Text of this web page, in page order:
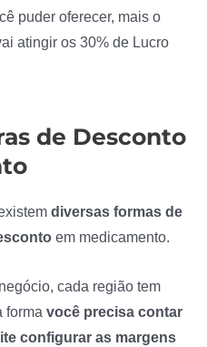
puder oferecer, mais o
atingir os 30% de Lucro
de Desconto
diversas formas de
em medicamento.
cada região tem
forma você precisa contar
configurar as margens